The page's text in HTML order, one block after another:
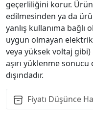
geçerliliğini korur.
edilmesinden ya da
yanlış kullanıma bağlı
uygun olmayan
veya yüksek voltaj
aşırı yüklenme
dışındadır.
Fiyatı Düşünce